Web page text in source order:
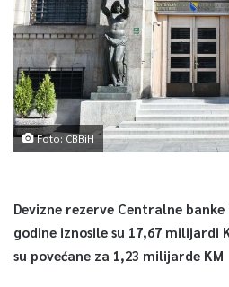
Foto: CBBiH
Devizne rezerve Centralne
godine iznosile su 17,67 milijardi
su povećane za 1,23 milijarde